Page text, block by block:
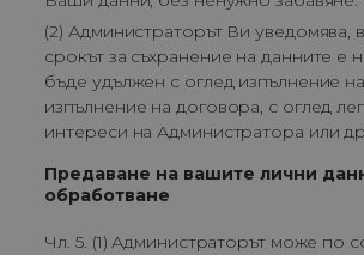
(2) Администраторът Ви уведомява,
срокът за съхранение на данните е
бъде удължен с оглед изпълнение
изпълнение на договора, с оглед
интереси на Администратора или
Предаване на вашите лични
обработване
Чл. 5. (1) Администраторът може по